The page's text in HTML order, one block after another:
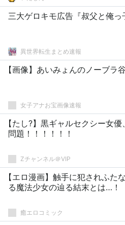
三大ゲロキモ広告『叔父と俺っ
異世界転生まとめ速報
【画像】あいみょんのノーブラ
女子アナお宝画像速報
【たし?】黒ギャルセクシー女
問題！！！！！！
Zチャンネル＠VIP
【エロ漫画】触手に犯されふた
る魔法少女の辿る結末とは…！
癒エロコミック